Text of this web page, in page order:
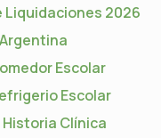
Liquidaciones 2026
Escolar
Escolar
Clínica